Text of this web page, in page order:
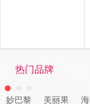
热门品牌
妙巴黎 美丽果